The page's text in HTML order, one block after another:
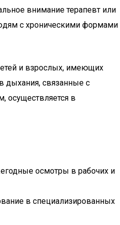
внимание терапевт или
с хроническими формами
и взрослых, имеющих
дыхания, связанные с
осуществляется в
осмотры в рабочих и
в специализированных